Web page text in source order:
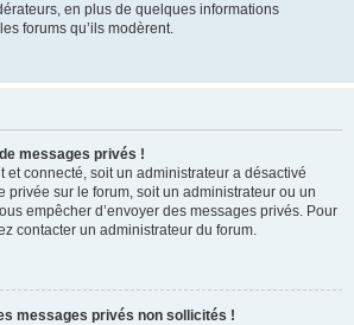
en plus de quelques informations
forums qu’ils modèrent.
messages privés !
et connecté, soit un administrateur a désactivé
privée sur le forum, soit un administrateur ou un
empêcher d’envoyer des messages privés. Pour
contacter un administrateur du forum.
messages privés non sollicités !